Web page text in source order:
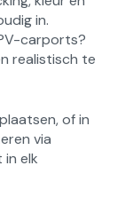
in.
carports?
realistisch te
of in
via
in elk